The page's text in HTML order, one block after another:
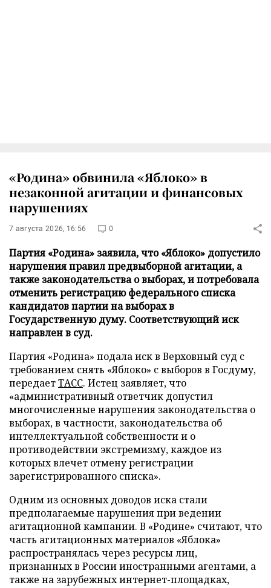
«Родина» обвинила «Яблоко» в
незаконной агитации и финансовых
нарушениях
7 августа 2026, 16:56 0
Партия «Родина» заявила, что «Яблоко» допустило
нарушения правил предвыборной агитации, а
также законодательства о выборах, и потребовала
отменить регистрацию федерального списка
кандидатов партии на выборах в
Государственную думу. Соответствующий иск
направлен в суд.
Партия «Родина» подала иск в Верховный суд с
требованием снять «Яблоко» с выборов в Госдуму,
передаетТАСС. Истец заявляет, что
«административный ответчик допустил
многочисленные нарушения законодательства о
выборах, в частности, законодательства об
интеллектуальной собственности и о
противодействии экстремизму, каждое из
которых влечет отмену регистрации
зарегистрированного списка».
Одним из основных доводов иска стали
предполагаемые нарушения при ведении
агитационной кампании. В «Родине» считают, что
часть агитационных материалов «Яблока»
распространялась через ресурсы лиц,
признанных в России иностранными агентами, а
также на зарубежных интернет-площадках,